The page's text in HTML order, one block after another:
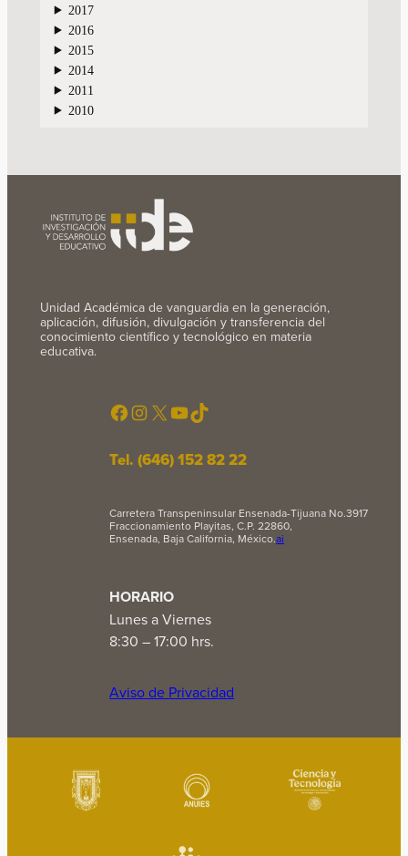
2017
2016
2015
2014
2011
2010
Unidad Académica de vanguardia en la generación,
aplicación, difusión, divulgación y transferencia del
conocimiento científico y tecnológico en materia
educativa.
Facebook Instagram X YouTube TikTok
Tel. (646) 152 82 22
Carretera Transpeninsular Ensenada-Tijuana No.3917
Fraccionamiento Playitas, C.P. 22860,
Ensenada, Baja California, México.ai
HORARIO
Lunes a Viernes
8:30 – 17:00 hrs.
Aviso de Privacidad